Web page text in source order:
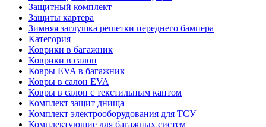
Защитный комплект
Защиты картера
Зимняя заглушка решетки переднего бампера
Категория
Коврики в багажник
Коврики в салон
Ковры EVA в багажник
Ковры в салон EVA
Ковры в салон с текстильным кантом
Комплект защит днища
Комплект электрооборудования для ТСУ
Комплектующие для багажных систем